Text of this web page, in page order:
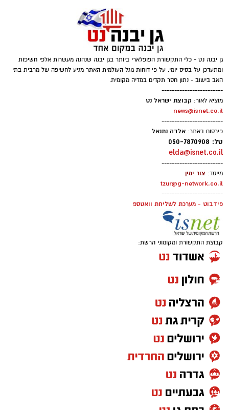
גן יבנה נט - כלי התקשורת הפופלארי ביותר בגן יבנה שנהנה מעשרות אלפי חשיפות
ומתעדכן על בסיס יומי. על פי דוחות גוגל העולמית האתר מגיע לחשיפה של מרבית בתי
האב בישוב - נתון חסר תקדים במדיה מקומית.
------------------------
מוציא לאור: קבוצת ישראל נט
news@isnet.co.il
------------------------
פירסום באתר: אלדה נתנאל
טל: 050-7870908
elda@isnet.co.il
------------------------
מייסד: צור ימין
tzur@g-network.co.il
------------------------
פידבוט - מערכת לשליחת וואטספ
קבוצת התקשורת ומקומוני הרשת: